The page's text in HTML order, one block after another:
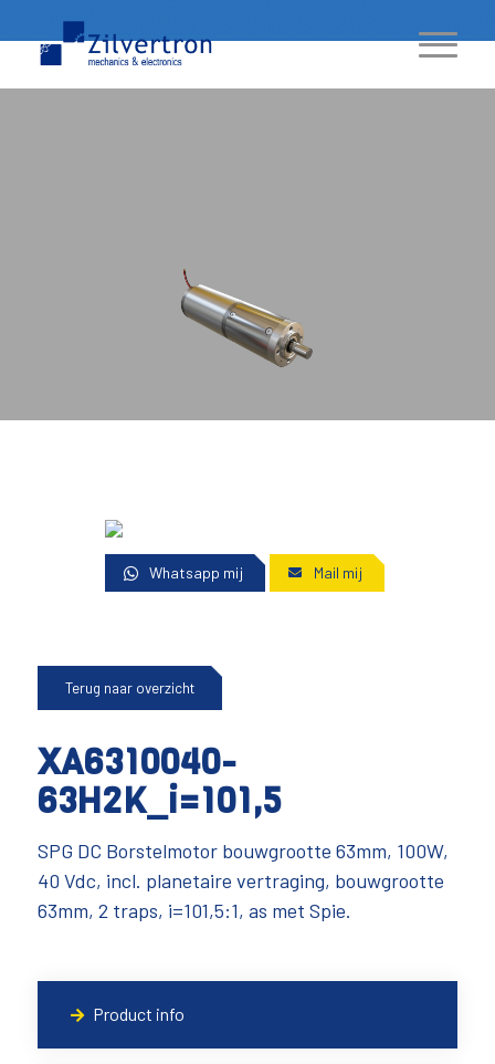
Whatsapp mij Mail mij
Terug naar overzicht
XA6310040-
63H2K_i=101,5
SPG DC Borstelmotor bouwgrootte 63mm, 100W,
40 Vdc, incl. planetaire vertraging, bouwgrootte
63mm, 2 traps, i=101,5:1, as met Spie.
Product info